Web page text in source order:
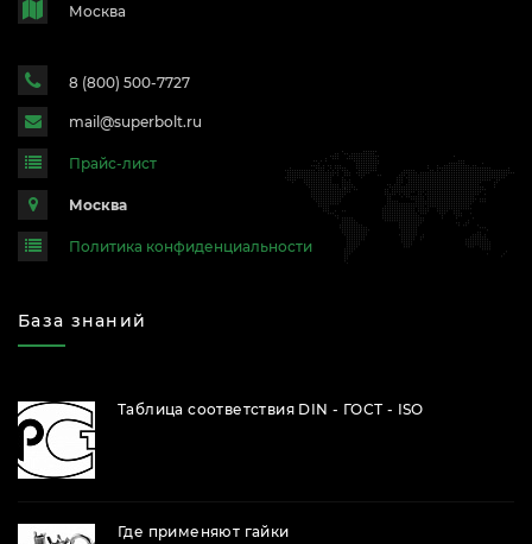
Москва
8 (800) 500-7727
mail@superbolt.ru
Прайс-лист
Москва
Политика конфиденциальности
База знаний
Таблица соответствия DIN - ГОСТ - ISO
Где применяют гайки